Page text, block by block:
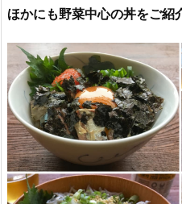
ほかにも野菜中心の丼をご紹